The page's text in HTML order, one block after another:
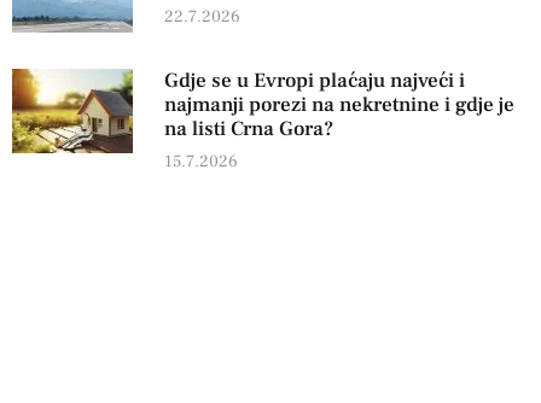
22.7.2026
Gdje se u Evropi plaćaju najveći i
najmanji porezi na nekretnine i gdje je
na listi Crna Gora?
15.7.2026